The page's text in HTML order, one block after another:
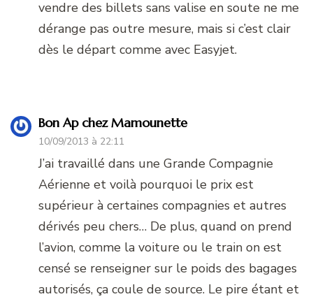
vendre des billets sans valise en soute ne me
dérange pas outre mesure, mais si c’est clair
dès le départ comme avec Easyjet.
Bon Ap chez Mamounette
10/09/2013 à 22:11
J’ai travaillé dans une Grande Compagnie
Aérienne et voilà pourquoi le prix est
supérieur à certaines compagnies et autres
dérivés peu chers… De plus, quand on prend
l’avion, comme la voiture ou le train on est
censé se renseigner sur le poids des bagages
autorisés, ça coule de source. Le pire étant et